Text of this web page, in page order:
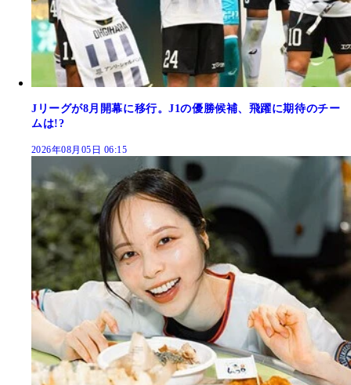
Jリーグが8月開幕に移行。J1の優勝候補、飛躍に期待のチー
ムは!?
2026年08月05日 06:15